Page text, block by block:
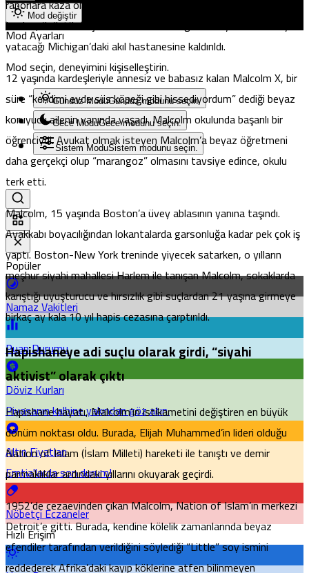
Mod değiştir
Mod Ayarları
Mod seçin, deneyimini kişiselleştirin.
Gündüz ModuGündüz modunu seçin.
Gece ModuGece modunu seçin.
Sistem ModuSistem modunu seçin.
Popüler
Namaz Vakitleri
Puan Durumu
Döviz Kurları
Piyasanın kalbine yakından göz atın.
Altın Fiyatları
Emtia'larda son durum!
Nöbetçi Eczaneler
Hızlı Erişim
raporlara kaza olarak kaydetti. 7 çocukla ortada kalan anne
Louise, üzüntü ve çaresizlikten akli dengesini kaybederek 26 yıl
yatacağı Michigan’daki akıl hastanesine kaldırıldı.
12 yaşında kardeşleriyle annesiz ve babasız kalan Malcolm X, bir
süre “kendimi evde süs köpeği gibi hissediyordum” dediği beyaz
koruyucu ailenin yanında yaşadı. Malcolm okulunda başarılı bir
öğrenciydi. Avukat olmak isteyen Malcolm’a beyaz öğretmeni
daha gerçekçi olup “marangoz” olmasını tavsiye edince, okulu
terk etti.
Malcolm, 15 yaşında Boston’a üvey ablasının yanına taşındı.
Ayakkabı boyacılığından lokantalarda garsonluğa kadar pek çok iş
yaptı. Boston-New York treninde yiyecek satarken, o yılların
meşhur siyahi mahallesi Harlem ile tanışan Malcolm, sokaklarda
karıştığı uyuşturucu ve hırsızlık gibi suçlardan 21 yaşına girmeye
birkaç ay kala 10 yıl hapis cezasına çarptırıldı.
Hapishaneye adi suçlu olarak girdi, “siyahi
aktivist” olarak çıktı
Hapishane hayatı, Malcolm’ın istikametini değiştiren en büyük
dönüm noktası oldu. Burada, Elijah Muhammed’in lideri olduğu
Nation of Islam (İslam Milleti) hareketi ile tanıştı ve demir
parmaklıklar ardındaki yıllarını okuyarak geçirdi.
1952’de cezaevinden çıkan Malcolm, Nation of Islam’ın merkezi
Detroit’e gitti. Burada, kendine kölelik zamanlarında beyaz
efendiler tarafından verildiğini söylediği “Little” soy ismini
reddederek Afrika’daki kayıp köklerine atfen bilinmeyen